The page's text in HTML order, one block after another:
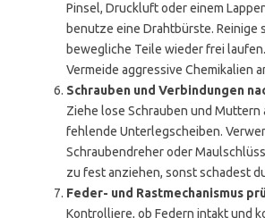
Pinsel, Druckluft oder einem
benutze eine Drahtbürste. Reinige
bewegliche Teile wieder frei
Vermeide aggressive Chemikalien
Schrauben und Verbindungen
Ziehe lose Schrauben und Muttern
fehlende Unterlegscheiben.
Schraubendreher oder
zu fest anziehen, sonst schadest
Feder- und Rastmechanismus
Kontrolliere, ob Federn intakt und